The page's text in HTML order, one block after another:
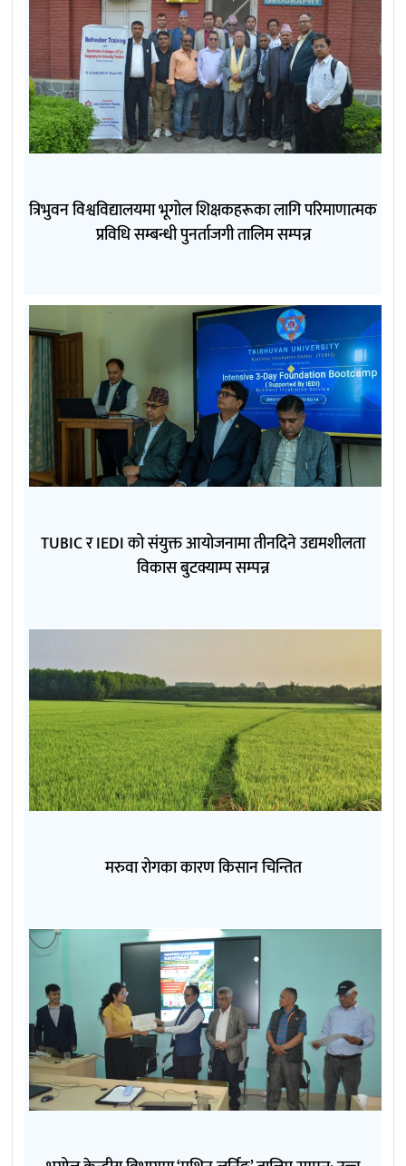
त्रिभुवन विश्वविद्यालयमा भूगोल शिक्षकहरूका लागि परिमाणात्मक
प्रविधि सम्बन्धी पुनर्ताजगी तालिम सम्पन्न
TUBIC र IEDI को संयुक्त आयोजनामा तीनदिने उद्यमशीलता
विकास बुटक्याम्प सम्पन्न
मरुवा रोगका कारण किसान चिन्तित